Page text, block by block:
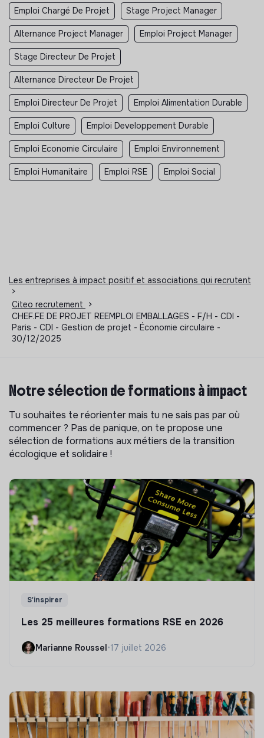
Emploi Chargé De Projet Stage Project Manager
Alternance Project Manager Emploi Project Manager
Stage Directeur De Projet
Alternance Directeur De Projet
Emploi Directeur De Projet Emploi Alimentation Durable
Emploi Culture Emploi Developpement Durable
Emploi Economie Circulaire Emploi Environnement
Emploi Humanitaire Emploi RSE Emploi Social
Les entreprises à impact positif et associations qui recrutent
>
Citeo recrutement
>
CHEF.FE DE PROJET REEMPLOI EMBALLAGES - F/H - CDI -
Paris - CDI - Gestion de projet - Économie circulaire -
30/12/2025
Notre sélection de formations à impact
Tu souhaites te réorienter mais tu ne sais pas par où
commencer ? Pas de panique, on te propose une
sélection de formations aux métiers de la transition
écologique et solidaire !
S'inspirer
Les 25 meilleures formations RSE en 2026
Marianne Roussel•17 juillet 2026